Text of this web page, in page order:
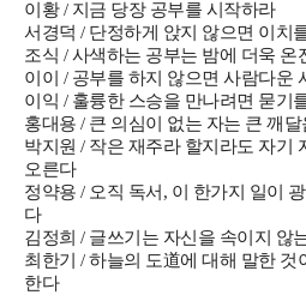
이황 / 지금 당장 공부를 시작하라
서경덕 / 단정하게 앉지 않으면 이치
조식 / 사색하는 공부는 밤에 더욱 온
이이 / 공부를 하지 않으면 사람다운
이익 / 훌륭한 스승을 만나려면 묻기
홍대용 / 큰 의심이 없는 자는 큰 깨
박지원 / 작은 재주라 할지라도 자기
오른다
정약용 / 오직 독서, 이 한가지 일이
다
김정희 / 글쓰기는 자신을 속이지 않
최한기 / 하늘의 도道에 대해 말한
한다